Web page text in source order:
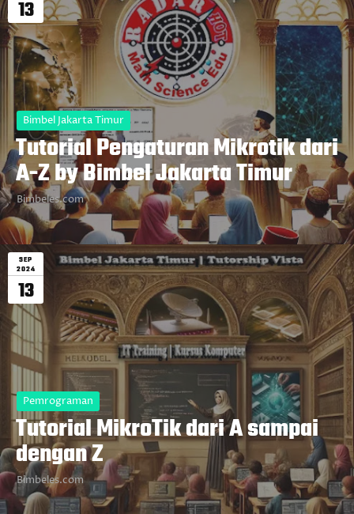
13
Bimbel Jakarta Timur
Tutorial Pengaturan Mikrotik dari
A-Z by Bimbel Jakarta Timur
Bimbeles.com
SEP
2024
13
Pemrograman
Tutorial MikroTik dari A sampai
dengan Z
Bimbeles.com